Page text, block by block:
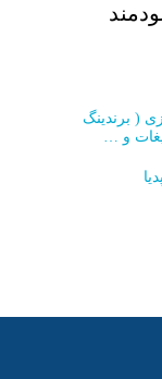
( برندینگ
و …